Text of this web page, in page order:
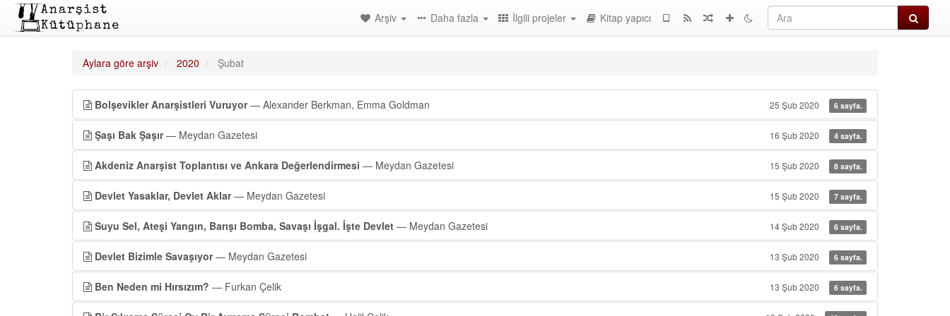
Ara
Arşiv Daha fazla İlgili projeler Kitap yapıcı
Aylara göre arşiv 2020 Şubat
Bolşevikler Anarşistleri Vuruyor— Alexander Berkman, Emma Goldman 25 Şub 2020 6 sayfa.
Şaşı Bak Şaşır— Meydan Gazetesi 16 Şub 2020 4 sayfa.
Akdeniz Anarşist Toplantısı ve Ankara Değerlendirmesi — Meydan Gazetesi 15 Şub 2020 8 sayfa.
Devlet Yasaklar, Devlet Aklar— Meydan Gazetesi 15 Şub 2020 7 sayfa.
Suyu Sel, Ateşi Yangın, Barışı Bomba, Savaşı İşgal. İşte Devlet — Meydan Gazetesi 14 Şub 2020 6 sayfa.
Devlet Bizimle Savaşıyor— Meydan Gazetesi 13 Şub 2020 6 sayfa.
Ben Neden mi Hırsızım? — Furkan Çelik 13 Şub 2020 6 sayfa.